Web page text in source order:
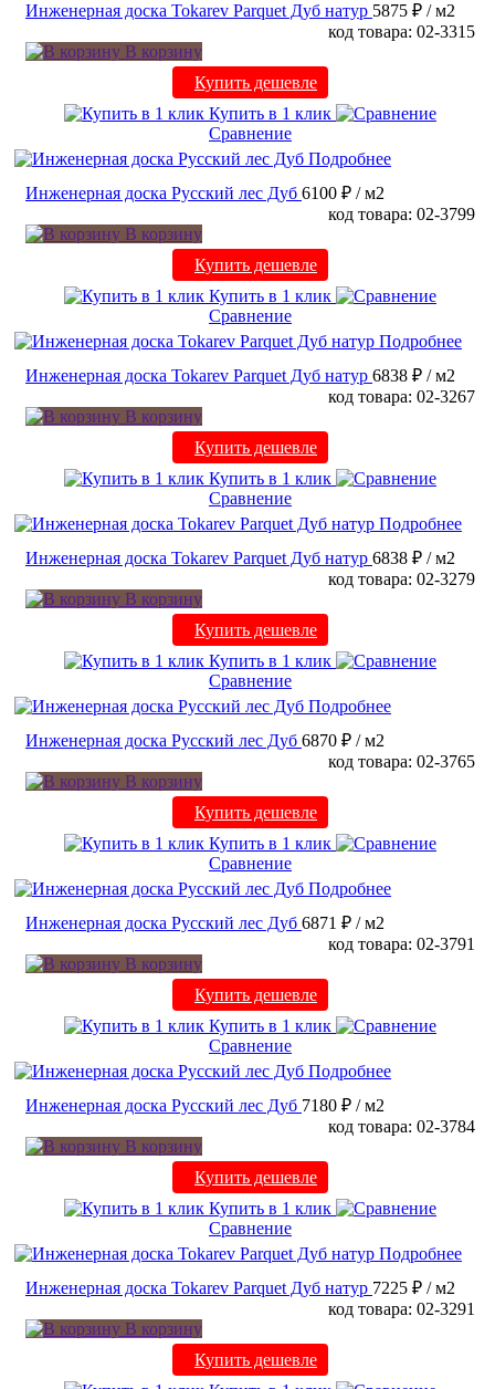
Инженерная доска Tokarev Parquet Дуб натур 5875 ₽ / м2
код товара: 02-3315
В корзину
Купить дешевле
Купить в 1 клик
Сравнение
Подробнее
Инженерная доска Русский лес Дуб 6100 ₽ / м2
код товара: 02-3799
В корзину
Купить дешевле
Купить в 1 клик
Сравнение
Подробнее
Инженерная доска Tokarev Parquet Дуб натур 6838 ₽ / м2
код товара: 02-3267
В корзину
Купить дешевле
Купить в 1 клик
Сравнение
Подробнее
Инженерная доска Tokarev Parquet Дуб натур 6838 ₽ / м2
код товара: 02-3279
В корзину
Купить дешевле
Купить в 1 клик
Сравнение
Подробнее
Инженерная доска Русский лес Дуб 6870 ₽ / м2
код товара: 02-3765
В корзину
Купить дешевле
Купить в 1 клик
Сравнение
Подробнее
Инженерная доска Русский лес Дуб 6871 ₽ / м2
код товара: 02-3791
В корзину
Купить дешевле
Купить в 1 клик
Сравнение
Подробнее
Инженерная доска Русский лес Дуб 7180 ₽ / м2
код товара: 02-3784
В корзину
Купить дешевле
Купить в 1 клик
Сравнение
Подробнее
Инженерная доска Tokarev Parquet Дуб натур 7225 ₽ / м2
код товара: 02-3291
В корзину
Купить дешевле